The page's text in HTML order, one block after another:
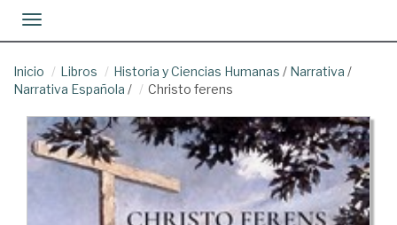
Toggle navigation
Inicio Libros Historia y Ciencias Humanas / Narrativa /
Narrativa Española / Christo ferens